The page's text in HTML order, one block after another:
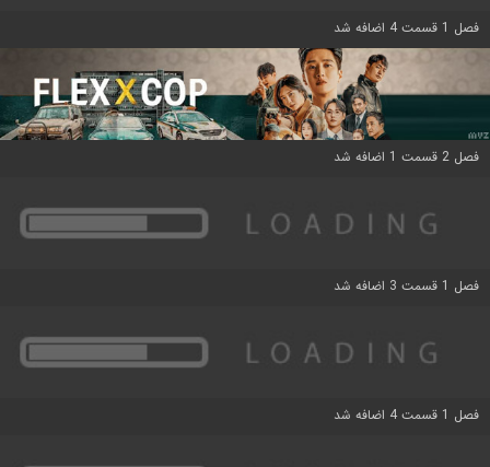
فصل 1 قسمت 4 اضافه شد
فصل 2 قسمت 1 اضافه شد
فصل 1 قسمت 3 اضافه شد
فصل 1 قسمت 4 اضافه شد